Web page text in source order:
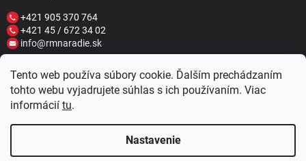
Tento web používa súbory cookie. Ďalším prechádzaním
tohto webu vyjadrujete súhlas s ich používaním. Viac
informácií tu.
Nastavenie
+421 905 370 764
+421 45 / 672 34 02
info@rmnaradie.sk
Copyright 2026RM NÁRADIE. Všetky práva vyhradené.Upraviť